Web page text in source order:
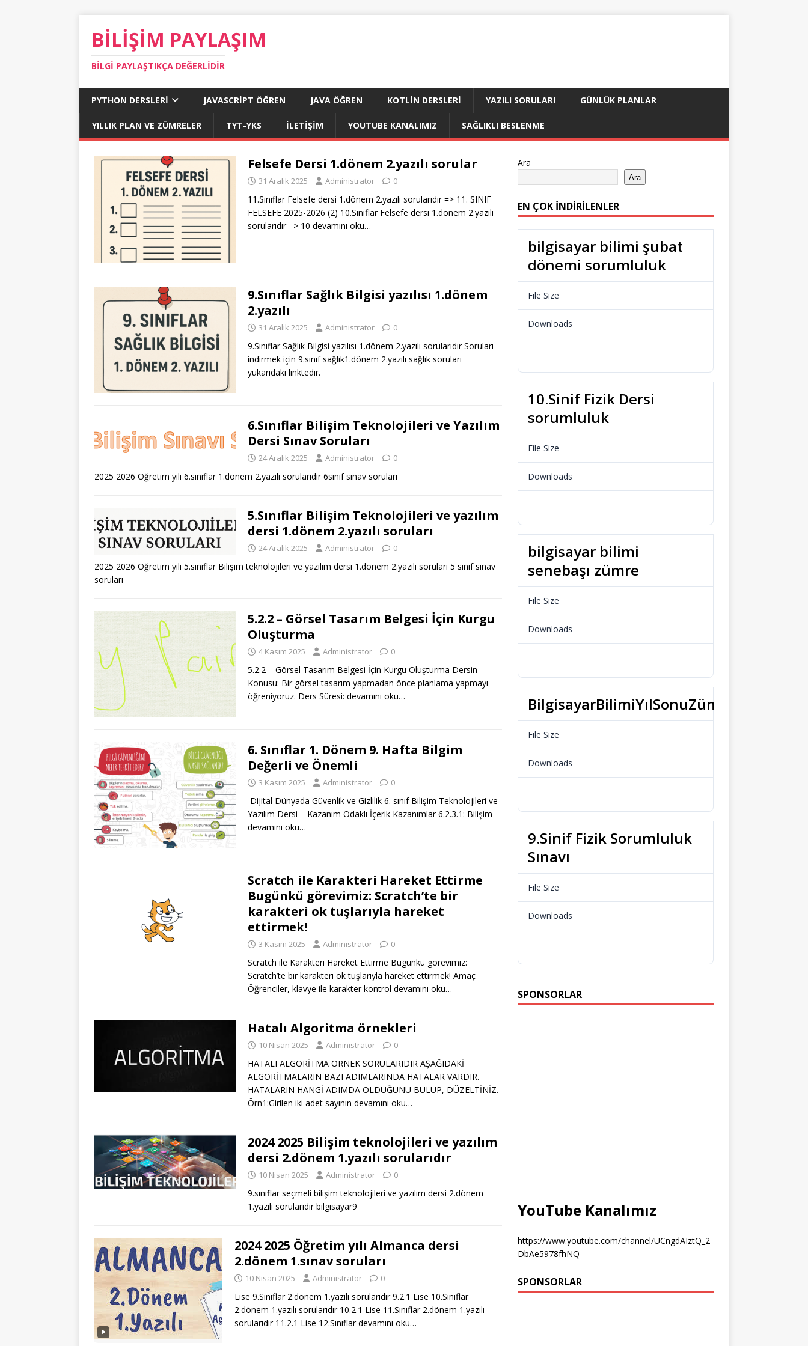
BILIŞIM PAYLAŞIM
BILGI PAYLAŞTIKÇA DEĞERLIDIR
PYTHON DERSLERI JAVASCRIPT ÖĞREN JAVA ÖĞREN KOTLIN DERSLERI YAZILI SORULARI GÜNLÜK PLANLAR
YILLIK PLAN VE ZÜMRELER TYT-YKS İLETIŞIM YOUTUBE KANALIMIZ SAĞLIKLI BESLENME
Felsefe Dersi 1.dönem 2.yazılı sorular
31 Aralık 2025 Administrator 0
11.Sınıflar Felsefe dersi 1.dönem 2.yazılı sorularıdır => 11. SINIF
FELSEFE 2025-2026 (2) 10.Sınıflar Felsefe dersi 1.dönem 2.yazılı
sorularıdır => 10 devamını oku…
9.Sınıflar Sağlık Bilgisi yazılısı 1.dönem
2.yazılı
31 Aralık 2025 Administrator 0
9.Sınıflar Sağlık Bilgisi yazılısı 1.dönem 2.yazılı sorularıdır Soruları
indirmek için 9.sınıf sağlık1.dönem 2.yazılı sağlık soruları
yukarıdaki linktedir.
6.Sınıflar Bilişim Teknolojileri ve Yazılım
Dersi Sınav Soruları
24 Aralık 2025 Administrator 0
2025 2026 Öğretim yılı 6.sınıflar 1.dönem 2.yazılı sorularıdır 6sınıf sınav soruları
5.Sınıflar Bilişim Teknolojileri ve yazılım
dersi 1.dönem 2.yazılı soruları
24 Aralık 2025 Administrator 0
2025 2026 Öğretim yılı 5.sınıflar Bilişim teknolojileri ve yazılım dersi 1.dönem 2.yazılı soruları 5 sınıf sınav
soruları
5.2.2 – Görsel Tasarım Belgesi İçin Kurgu
Oluşturma
4 Kasım 2025 Administrator 0
5.2.2 – Görsel Tasarım Belgesi İçin Kurgu Oluşturma Dersin
Konusu: Bir görsel tasarım yapmadan önce planlama yapmayı
öğreniyoruz. Ders Süresi: devamını oku…
6. Sınıflar 1. Dönem 9. Hafta Bilgim
Değerli ve Önemli
3 Kasım 2025 Administrator 0
️ Dijital Dünyada Güvenlik ve Gizlilik 6. sınıf Bilişim Teknolojileri ve
Yazılım Dersi – Kazanım Odaklı İçerik Kazanımlar 6.2.3.1: Bilişim
devamını oku…
Scratch ile Karakteri Hareket Ettirme
Bugünkü görevimiz: Scratch’te bir
karakteri ok tuşlarıyla hareket
ettirmek!
3 Kasım 2025 Administrator 0
Scratch ile Karakteri Hareket Ettirme Bugünkü görevimiz:
Scratch’te bir karakteri ok tuşlarıyla hareket ettirmek! Amaç
Öğrenciler, klavye ile karakter kontrol devamını oku…
Hatalı Algoritma örnekleri
10 Nisan 2025 Administrator 0
HATALI ALGORİTMA ÖRNEK SORULARIDIR AŞAĞIDAKİ
ALGORİTMALARIN BAZI ADIMLARINDA HATALAR VARDIR.
HATALARIN HANGİ ADIMDA OLDUĞUNU BULUP, DÜZELTİNİZ.
Örn1:Girilen iki adet sayının devamını oku…
2024 2025 Bilişim teknolojileri ve yazılım
dersi 2.dönem 1.yazılı sorularıdır
10 Nisan 2025 Administrator 0
9.sınıflar seçmeli bilişim teknolojileri ve yazılım dersi 2.dönem
1.yazılı sorularıdır bilgisayar9
2024 2025 Öğretim yılı Almanca dersi
2.dönem 1.sınav soruları
10 Nisan 2025 Administrator 0
Lise 9.Sınıflar 2.dönem 1.yazılı sorularıdır 9.2.1 Lise 10.Sınıflar
2.dönem 1.yazılı sorularıdır 10.2.1 Lise 11.Sınıflar 2.dönem 1.yazılı
sorularıdır 11.2.1 Lise 12.Sınıflardevamını oku…
Ara
Ara
EN ÇOK İNDIRILENLER
bilgisayar bilimi şubat
dönemi sorumluluk
File Size
Downloads
10.Sinif Fizik Dersi
sorumluluk
File Size
Downloads
bilgisayar bilimi
senebaşı zümre
File Size
Downloads
BilgisayarBilimiYılSonuZümre
File Size
Downloads
9.Sinif Fizik Sorumluluk
Sınavı
File Size
Downloads
SPONSORLAR
YouTube Kanalımız
https://www.youtube.com/channel/UCngdAIztQ_2
DbAe5978fhNQ
SPONSORLAR